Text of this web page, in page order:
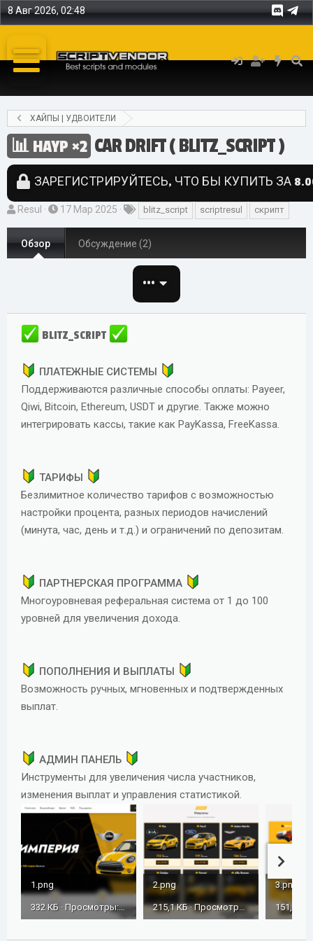
8 Авг 2026, 02:48
ХАЙПЫ | УДВОИТЕЛИ
HAYP ×2 CAR DRIFT ( BLITZ_SCRIPT )
ЗАРЕГИСТРИРУЙТЕСЬ, ЧТО БЫ КУПИТЬ ЗА 8.00
А
в
т
о
Resul
Д
а
т
а
а
и
я
17 Мар 2025
е
г
и
blitz_script scriptresul скрипт
Обзор Обсуждение (2)
•••
BLITZ_SCRIPT
ПЛАТЕЖНЫЕ СИСТЕМЫ
Поддерживаются различные способы оплаты: Payeer,
Qiwi, Bitcoin, Ethereum, USDT и другие. Также можно
интегрировать кассы, такие как PayKassa, FreeKassa.
ТАРИФЫ
Безлимитное количество тарифов с возможностью
настройки процента, разных периодов начислений
(минута, час, день и т.д.) и ограничений по депозитам.
ПАРТНЕРСКАЯ ПРОГРАММА
Многоуровневая реферальная система от 1 до 100
уровней для увеличения дохода.
ПОПОЛНЕНИЯ И ВЫПЛАТЫ
Возможность ручных, мгновенных и подтвержденных
выплат.
АДМИН ПАНЕЛЬ
Инструменты для увеличения числа участников,
изменения выплат и управления статистикой.
1.png
332 КБ · Просмотры: 296
2.png
215,1 КБ · Просмотры: 294
3.png